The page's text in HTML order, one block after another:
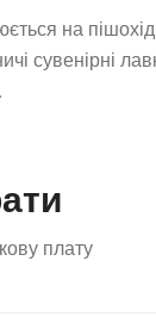
на
сувенірні
плату